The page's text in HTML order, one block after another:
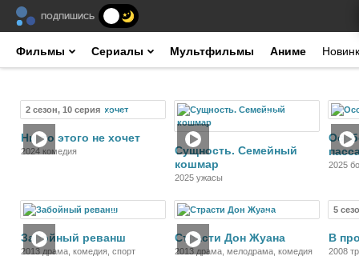
ПОДПИШИСЬ
Фильмы Сериалы Мультфильмы Аниме
2 сезон, 10 серия Сериал
Никто этого не хочет
2024 комедия
Фильм
Сущность. Семейный
кошмар
2025 ужасы
2025
Фильм
Забойный реванш
2013 драма, комедия, спорт
Фильм
Страсти Дон Жуана
2013 драма, мелодрама, комедия
5
В
2008